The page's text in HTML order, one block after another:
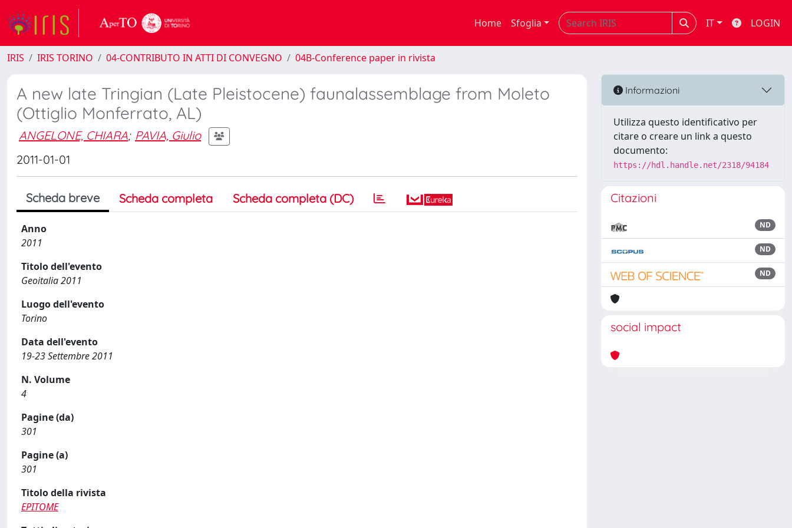
Home Sfoglia IT LOGIN
IRIS IRIS TORINO 04-CONTRIBUTO IN ATTI DI CONVEGNO 04B-Conference paper in rivista
A new late Tringian (Late Pleistocene) faunalassemblage from Moleto
(Ottiglio Monferrato, AL)
ANGELONE, CHIARA; PAVIA, Giulio
2011-01-01
Scheda breve Scheda completa Scheda completa (DC)
Anno
2011
Titolo dell'evento
Geoitalia 2011
Luogo dell'evento
Torino
Data dell'evento
19-23 Settembre 2011
N. Volume
4
Pagine (da)
301
Pagine (a)
301
Titolo della rivista
EPITOME
Informazioni
Utilizza questo identificativo per
citare o creare un link a questo
documento:
https://hdl.handle.net/2318/94184
Citazioni
ND
ND
ND
social impact